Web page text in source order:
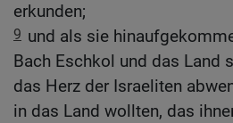
erkunden;
9 und als sie
Bach Eschkol und das Land
das Herz der Israeliten
in das Land wollten, das